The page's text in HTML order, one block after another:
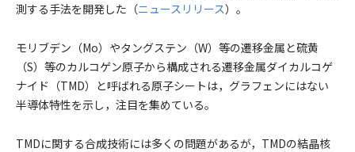
測する手法を開発した（ニュースリリース）。
モリブデン（Mo）やタングステン（W）等の遷移金属と硫黄
（S）等のカルコゲン原子から構成される遷移金属ダイカルコゲ
ナイド（TMD）と呼ばれる原子シートは，グラフェンにはない
半導体特性を示し，注目を集めている。
TMDに関する合成技術には多くの問題があるが，TMDの結晶核